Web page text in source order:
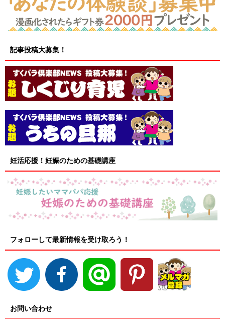
記事投稿大募集！
妊活応援！妊娠のための基礎講座
フォローして最新情報を受け取ろう！
お問い合わせ